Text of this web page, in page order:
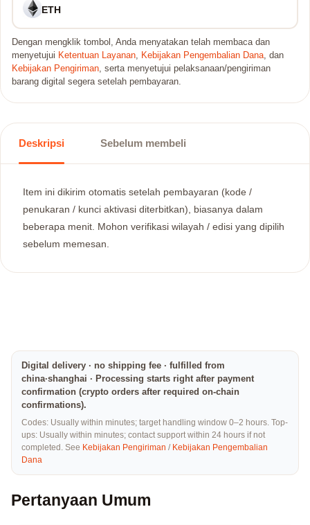
ETH
Dengan mengklik tombol, Anda menyatakan telah membaca dan
menyetujui Ketentuan Layanan, Kebijakan Pengembalian Dana, dan
Kebijakan Pengiriman, serta menyetujui pelaksanaan/pengiriman
barang digital segera setelah pembayaran.
Deskripsi Sebelum membeli
Item ini dikirim otomatis setelah pembayaran (kode /
penukaran / kunci aktivasi diterbitkan), biasanya dalam
beberapa menit. Mohon verifikasi wilayah / edisi yang dipilih
sebelum memesan.
Digital delivery · no shipping fee · fulfilled from
china·shanghai · Processing starts right after payment
confirmation (crypto orders after required on-chain
confirmations).
Codes: Usually within minutes; target handling window 0–2 hours. Top-
ups: Usually within minutes; contact support within 24 hours if not
completed. See Kebijakan Pengiriman / Kebijakan Pengembalian
Dana
Pertanyaan Umum